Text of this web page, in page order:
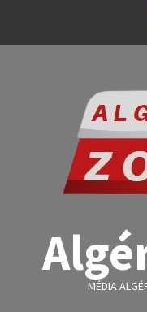
MÉDIA